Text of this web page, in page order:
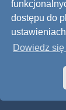
dostępu do
Dowiedz